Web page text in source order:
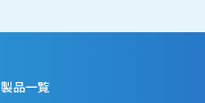
製品一覧